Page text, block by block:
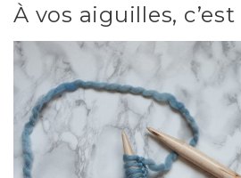
À vos aiguilles,